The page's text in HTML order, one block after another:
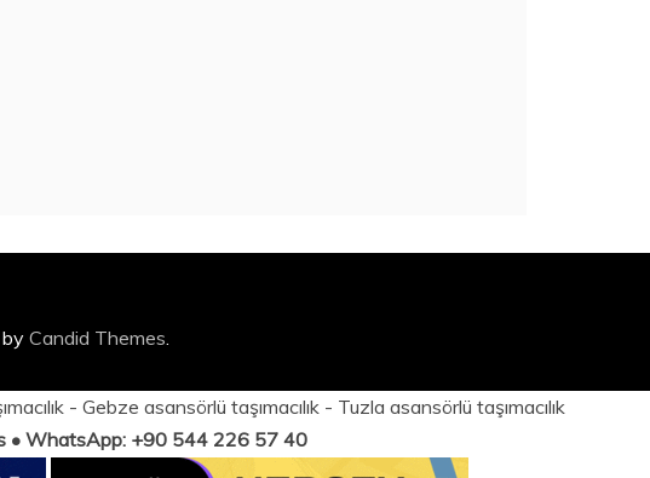
Candid Themes.
- Gebze asansörlü taşımacılık - Tuzla asansörlü taşımacılık
• WhatsApp: +90 544 226 57 40